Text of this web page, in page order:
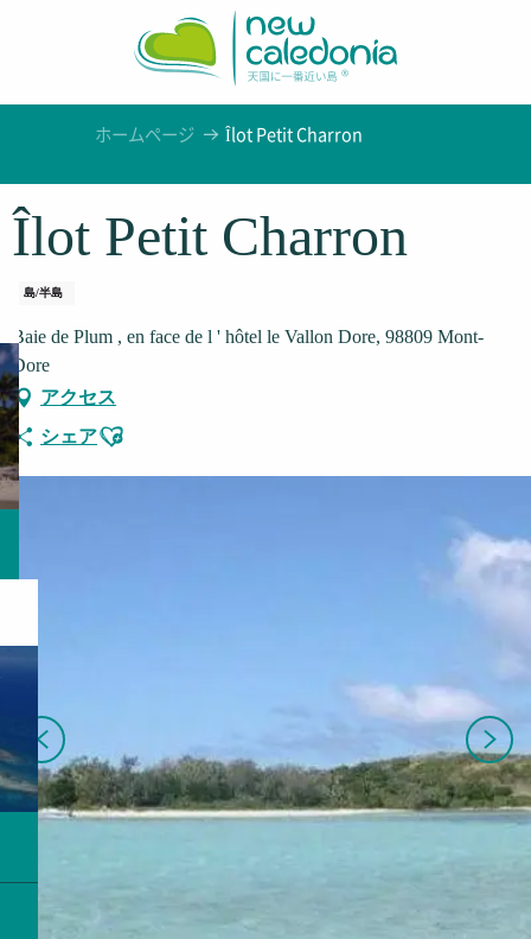
ホームページ Îlot Petit Charron
Îlot Petit Charron
島/半島
Baie de Plum , en face de l ' hôtel le Vallon Dore, 98809 Mont-
Dore
アクセス
シェアAjouter aux favoris